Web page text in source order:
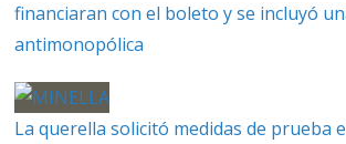
financiaran con el boleto y se incluyó
antimonopólica
La querella solicitó medidas de prueba